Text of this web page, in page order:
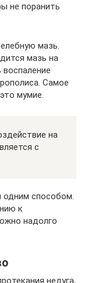
не поранить
мазь.
мазь на
Самое
мумие.
на
с
одним способом.
к
надолго
недуга,